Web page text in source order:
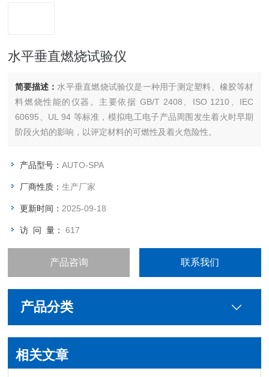
水平垂直燃烧试验仪
简要描述： 水平垂直燃烧试验仪是一种用于测定塑料、橡胶等材
料燃烧性能的仪器。主要依据 GB/T 2408、ISO 1210、IEC
60695、UL 94 等标准，模拟电工电子产品周围发生着火时早期
阶段火焰的影响，以评定材料的可燃性及着火危险性。
产品型号：AUTO-SPA
厂商性质：生产厂家
更新时间： 2025-09-18
访 问 量：617
产品咨询 联系我们
产品分类
相关文章